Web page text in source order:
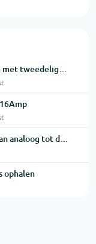
Flexibele Hirschmann klemtestpen met tweedelige klem.
Gezocht boek "De Oscilloscoop - Van analoog tot digitaal"
ophalen